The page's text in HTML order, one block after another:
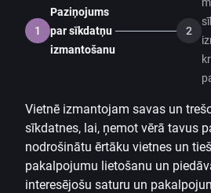
1
Paziņojums
par sīkdatņu
izmantošanu
2
Vietnē izmantojam savas un
sīkdatnes, lai, ņemot vērā tavus
nodrošinātu ērtāku vietnes un
pakalpojumu lietošanu un
interesējošu saturu un
Citadeles blogs
Sīkdatņu iestatījumi
Personas datu apstrāde un aizsardzība
Noderīgi